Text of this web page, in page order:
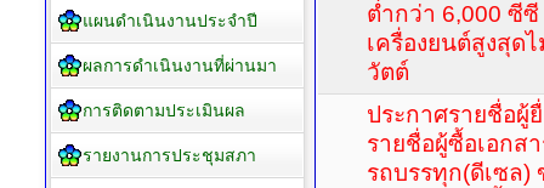
ต่ำกว่า 6,000 ซี
เครื่องยนต์สูงสุด
วัตต์
ประกาศรายชื่อผู้
รายชื่อผู้ซื้อเอกส
รถบรรทุก(ดีเซล)
แผนดำเนินงานประจำปี
ผลการดำเนินงานที่ผ่านมา
การติดตามประเมินผล
รายงานการประชุมสภา